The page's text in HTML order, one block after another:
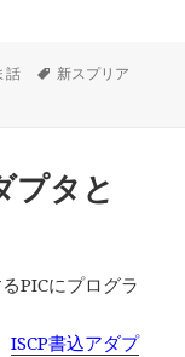
話
タ
新スプリア
応の動き に
プタと
PICにプログラ
ISCP書込アダプ